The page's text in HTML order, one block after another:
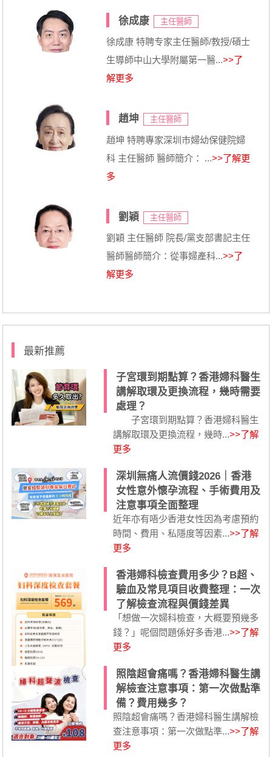
徐成康 主任醫師
徐成康 特聘专家主任醫師/教授/碩士
生導師中山大學附屬第一醫...>>了
解更多
趙坤 主任醫師
趙坤 特聘專家深圳市婦幼保健院婦
科 主任醫師 醫師簡介： ...>>了解更
多
劉穎 主任醫師
劉穎 主任醫師 院長/黨支部書記主任
醫師醫師簡介：從事婦產科...>>了
解更多
最新推薦
子宮環到期點算？香港婦科醫生
講解取環及更換流程，幾時需要
處理？
子宮環到期點算？香港婦科醫生
講解取環及更換流程，幾時...>>了解
更多
深圳無痛人流價錢2026｜香港
女性意外懷孕流程、手術費用及
注意事項全面整理
近年亦有唔少香港女性因為考慮預約
時間、費用、私隱度等因素...>>了解
更多
香港婦科檢查費用多少？B超、
驗血及常見項目收費整理：一次
了解檢查流程與價錢差異
「想做一次婦科檢查，大概要預幾多
錢？」呢個問題係好多香港...>>了解
更多
照陰超會痛嗎？香港婦科醫生講
解檢查注意事項：第一次做點準
備？費用幾多？
照陰超會痛嗎？香港婦科醫生講解檢
查注意事項：第一次做點準...>>了解
更多